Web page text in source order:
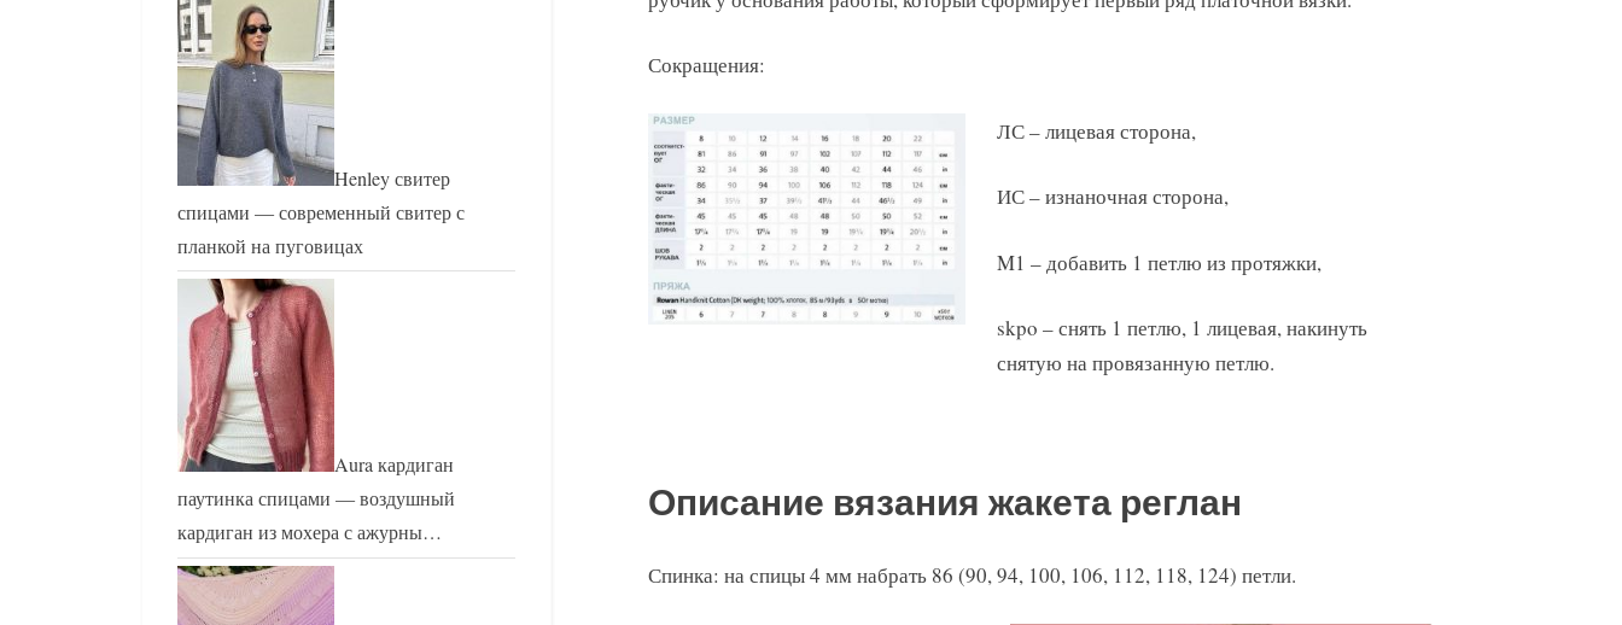
Сокращения:
ЛС – лицевая сторона,
ИС – изнаночная сторона,
M1 – добавить 1 петлю из протяжки,
skpo – снять 1 петлю, 1 лицевая, накинуть
снятую на провязанную петлю.
Описание вязания жакета реглан
Спинка: на спицы 4 мм набрать 86 (90, 94, 100, 106, 112, 118, 124) петли.
Henley свитер
спицами — современный свитер с
планкой на пуговицах
Aura кардиган
паутинка спицами — воздушный
кардиган из мохера с ажурны…